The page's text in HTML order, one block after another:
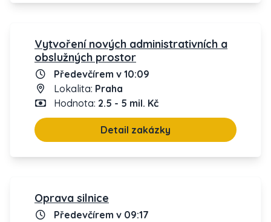
Vytvoření nových administrativních a
obslužných prostor
Předevčírem v 10:09
Lokalita: Praha
Hodnota: 2.5 - 5 mil. Kč
Detail zakázky
Oprava silnice
Předevčírem v 09:17